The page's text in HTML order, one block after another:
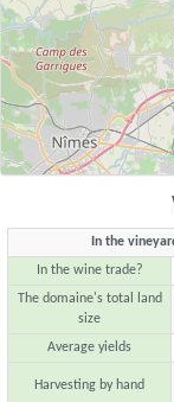
In the
In the wine trade?
The domaine's total land
size
Average yields
Harvesting by hand